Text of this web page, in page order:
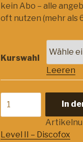
kein Abo – alle
oft nutzen (mehr als
Kurswahl
Leeren
LEVEL
–
In
Level II – Discofox